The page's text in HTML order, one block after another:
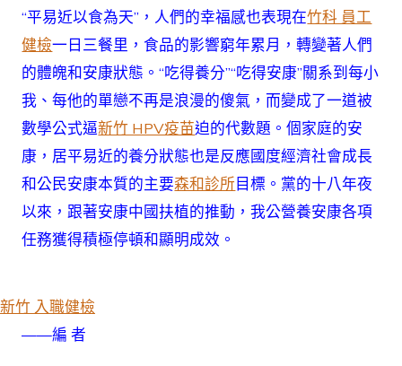
診
所
明
顯
增
添〉
中
“平易近以食為天”，人們的幸福感也表現在竹科 員工
健檢一日三餐里，食品的影響窮年累月，轉變著人們
的體魄和安康狀態。“吃得養分”“吃得安康”關系到每小
我、每他的單戀不再是浪漫的傻氣，而變成了一道被
數學公式逼新竹 HPV疫苗迫的代數題。個家庭的安
康，居平易近的養分狀態也是反應國度經濟社會成長
和公民安康本質的主要森和診所目標。黨的十八年夜
以來，跟著安康中國扶植的推動，我公營養安康各項
任務獲得積極停頓和顯明成效。
新竹 入職健檢
——編 者